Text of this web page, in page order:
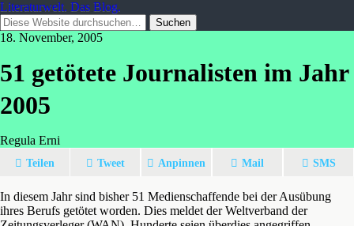
Literaturwelt. Das Blog.
18. November, 2005
51 getötete Journalisten im Jahr
2005
Regula Erni
Teilen Tweet Anpinnen Mail SMS
In diesem Jahr sind bisher 51 Medienschaffende bei der Ausübung
ihres Berufs getötet worden. Dies meldet der Weltverband der